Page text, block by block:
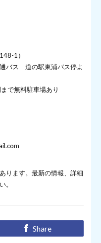
1）
バス 道の駅東浦バス停よ
無料駐車場あり
ります。最新の情報、詳細
。
Share